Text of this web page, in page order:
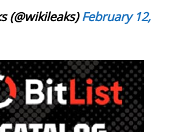
(@wikileaks)February 12,